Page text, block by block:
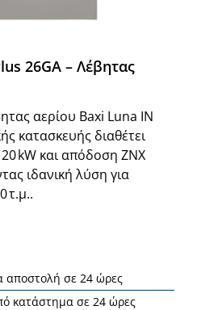
26GA – Λέβητας
αερίου Baxi Luna IN
κατασκευής διαθέτει
kW και απόδοση ΖΝΧ
ιδανική λύση για
τ.μ..
αποστολή σε 24 ώρες
κατάστημα σε 24 ώρες